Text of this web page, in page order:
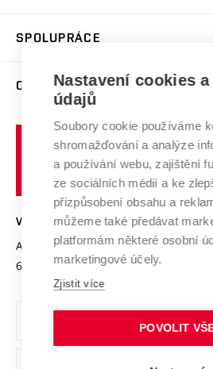
Brno
Celoživotní vzdělávání
E-přihláška
Harmonogram akademického roku
Závěrečné práce
Doktorské studium
Zpracování osobních údajů studentů
Sociální bezpečí
Studium bez bariér
Podpora podnikání
Mezinárodní vědecká rada
Systém zajišťování kvality výzkumu
Výzkumné infrastruktury
Transfer znalostí
Open Science
Projekty
Projekty ze strukturálních fondů
Specifický výzkum
SPOLUPRÁCE
Zahraniční spolupráce
Spolupráce se školami
Služby univerzity
Mezinárodní dohody
Univerzitní sítě
O UNIVERZITĚ
Profil univerzity
Udržitelná univerzita
Podnikavá univerzita / ContriBUTe
Bezpečná univerzita
Vyznamenání
Organizační struktura
Ochrana osobních údajů
VYSOKÉ UČENÍ TECHNICKÉ V BRNĚ
Antonínská 548/1
602 00 Brno
www.vut.cz
vut@vutbr.cz
Nastavení cookies
údajů
Soubory cookie používáme
shromažďování a analýze
a používání webu, zajištění
ze sociálních médií a ke
přizpůsobení obsahu a
můžeme také předávat
platformám některé osobní
marketingové účely.
Zjistit více
POVOLIT